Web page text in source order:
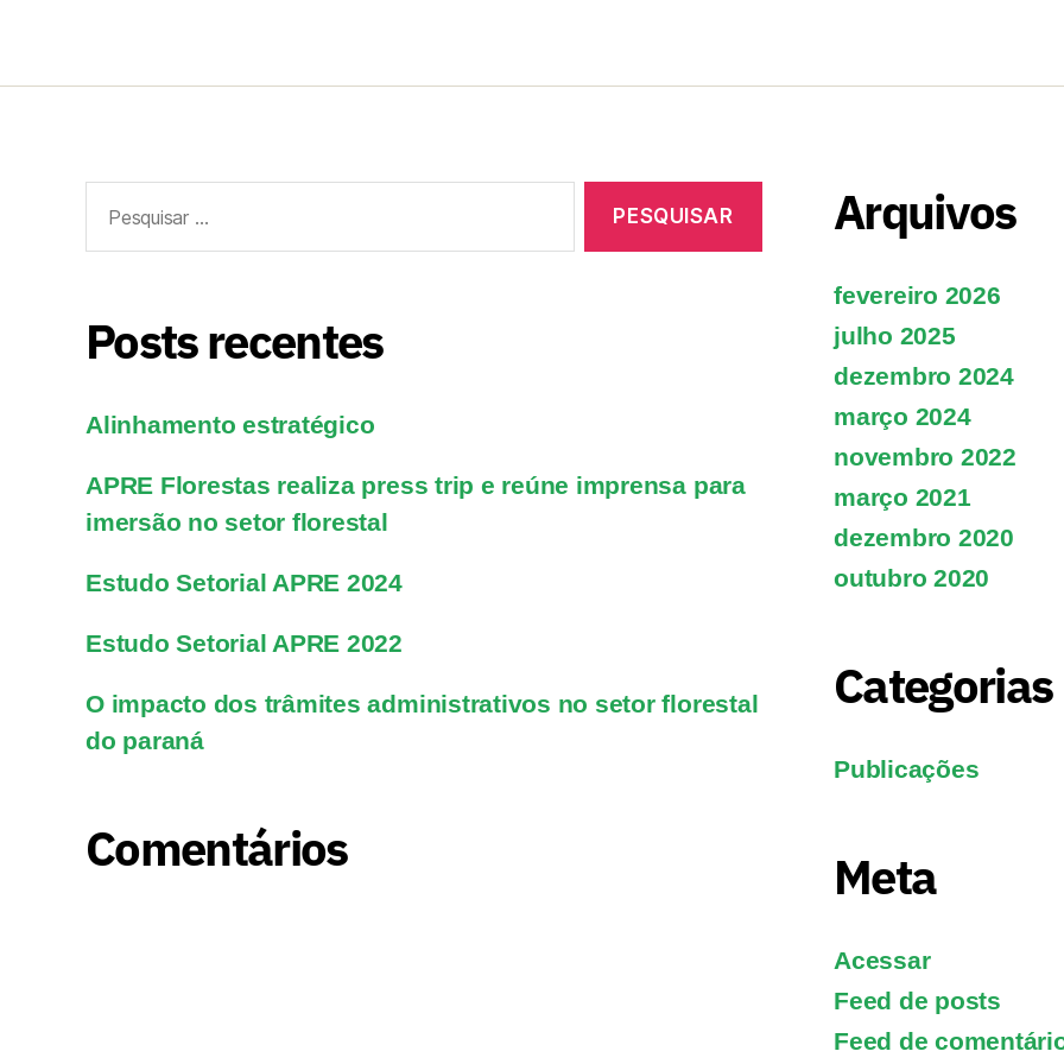
Posts recentes
Alinhamento estratégico
APRE Florestas realiza press trip e reúne imprensa para
imersão no setor florestal
Estudo Setorial APRE 2024
Estudo Setorial APRE 2022
O impacto dos trâmites administrativos no setor florestal
do paraná
Comentários
Arquivos
fevereiro 2026
julho 2025
dezembro 2024
março 2024
novembro 2022
março 2021
dezembro 2020
outubro 2020
Categorias
Publicações
Meta
Acessar
Feed de posts
Feed de